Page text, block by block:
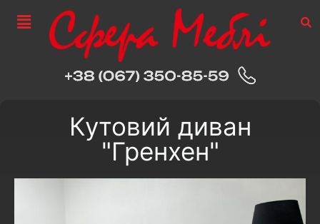
Кутовий диван
"Гренхен"